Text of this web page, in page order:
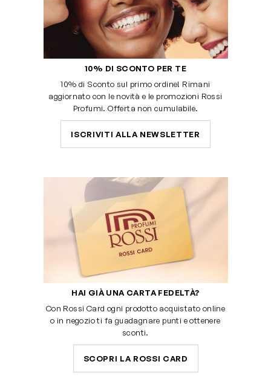
10% DI SCONTO PER TE
10% di Sconto sul primo ordine! Rimani
aggiornato con le novità e le promozioni Rossi
Profumi. Offerta non cumulabile.
ISCRIVITI ALLA NEWSLETTER
HAI GIÀ UNA CARTA FEDELTÀ?
Con Rossi Card ogni prodotto acquistato online
o in negozio ti fa guadagnare punti e ottenere
sconti.
SCOPRI LA ROSSI CARD